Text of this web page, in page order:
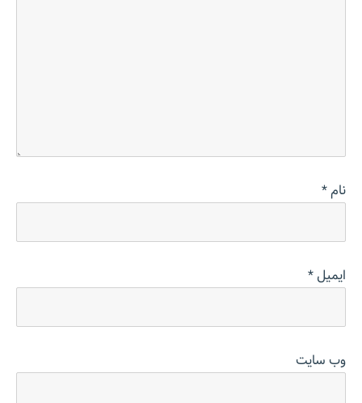
نام*
ایمیل*
وب‌ سایت